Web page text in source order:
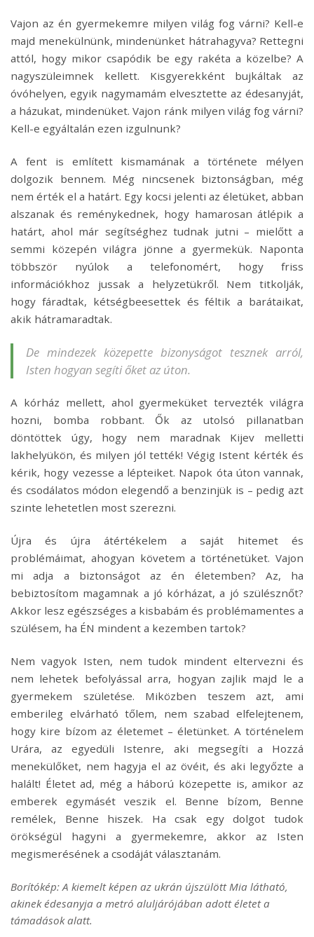
Vajon az én gyermekemre milyen világ fog várni? Kell-e
majd menekülnünk, mindenünket hátrahagyva? Rettegni
attól, hogy mikor csapódik be egy rakéta a közelbe? A
nagyszüleimnek kellett. Kisgyerekként bujkáltak az
óvóhelyen, egyik nagymamám elvesztette az édesanyját,
a házukat, mindenüket. Vajon ránk milyen világ fog várni?
Kell-e egyáltalán ezen izgulnunk?
A fent is említett kismamának a története mélyen
dolgozik bennem. Még nincsenek biztonságban, még
nem érték el a határt. Egy kocsi jelenti az életüket, abban
alszanak és reménykednek, hogy hamarosan átlépik a
határt, ahol már segítséghez tudnak jutni – mielőtt a
semmi közepén világra jönne a gyermekük. Naponta
többször nyúlok a telefonomért, hogy friss
információkhoz jussak a helyzetükről. Nem titkolják,
hogy fáradtak, kétségbeesettek és féltik a barátaikat,
akik hátramaradtak.
De mindezek közepette bizonyságot tesznek arról,
Isten hogyan segíti őket az úton.
A kórház mellett, ahol gyermeküket tervezték világra
hozni, bomba robbant. Ők az utolsó pillanatban
döntöttek úgy, hogy nem maradnak Kijev melletti
lakhelyükön, és milyen jól tették! Végig Istent kérték és
kérik, hogy vezesse a lépteiket. Napok óta úton vannak,
és csodálatos módon elegendő a benzinjük is – pedig azt
szinte lehetetlen most szerezni.
Újra és újra átértékelem a saját hitemet és
problémáimat, ahogyan követem a történetüket. Vajon
mi adja a biztonságot az én életemben? Az, ha
bebiztosítom magamnak a jó kórházat, a jó szülésznőt?
Akkor lesz egészséges a kisbabám és problémamentes a
szülésem, ha ÉN mindent a kezemben tartok?
Nem vagyok Isten, nem tudok mindent eltervezni és
nem lehetek befolyással arra, hogyan zajlik majd le a
gyermekem születése. Miközben teszem azt, ami
emberileg elvárható tőlem, nem szabad elfelejtenem,
hogy kire bízom az életemet – életünket. A történelem
Urára, az egyedüli Istenre, aki megsegíti a Hozzá
menekülőket, nem hagyja el az övéit, és aki legyőzte a
halált! Életet ad, még a háború közepette is, amikor az
emberek egymásét veszik el. Benne bízom, Benne
remélek, Benne hiszek. Ha csak egy dolgot tudok
örökségül hagyni a gyermekemre, akkor az Isten
megismerésének a csodáját választanám.
Borítókép: A kiemelt képen az ukrán újszülött Mia látható,
akinek édesanyja a metró aluljárójában adott életet a
támadások alatt.